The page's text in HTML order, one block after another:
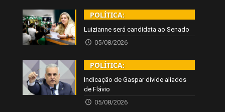
POLÍTICA:
Luizianne será candidata ao Senado
05/08/2026
POLÍTICA:
Indicação de Gaspar divide aliados
de Flávio
05/08/2026